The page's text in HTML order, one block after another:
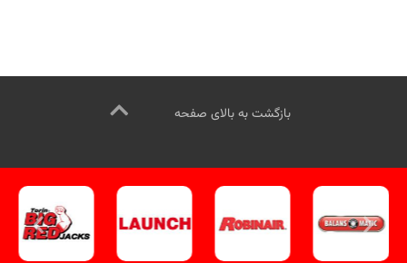
بازگشت به بالای صفحه